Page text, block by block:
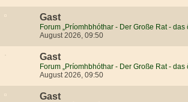
Gast
Forum „Príomhbhóthar - Der Große Rat - das
August 2026, 09:50
Gast
Forum „Príomhbhóthar - Der Große Rat - das
August 2026, 09:50
Gast